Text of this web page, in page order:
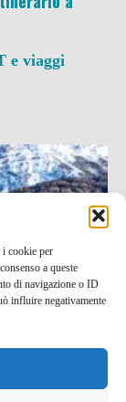
i cookie per
a queste
di navigazione o ID
influire negativamente
e viaggi
lago di